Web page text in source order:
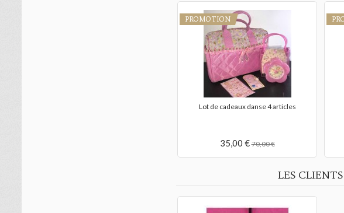
pin's chaussons de danse strass roses
et...
20,00 €
LES